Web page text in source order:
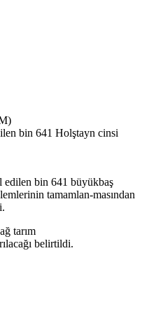
bin 641 Holştayn cinsi
edilen bin 641 büyükbaş
tamamlan-masından
tarım
belirtildi.